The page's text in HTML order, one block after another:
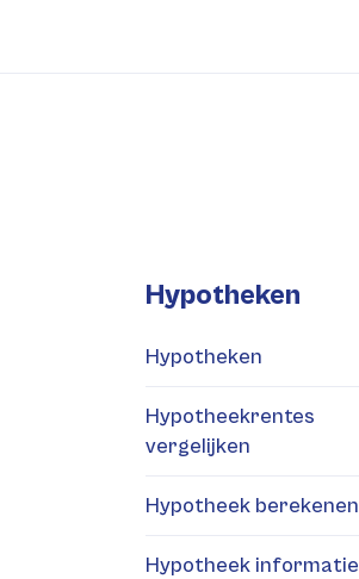
Hypotheken
Hypotheken
Hypotheekrentes
vergelijken
Hypotheek berekenen
Hypotheek informatie